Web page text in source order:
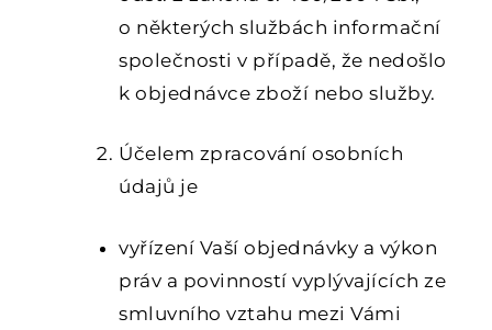
o některých službách informační
společnosti v případě, že nedošlo
k objednávce zboží nebo služby.
Účelem zpracování osobních
údajů je
vyřízení Vaší objednávky a výkon
práv a povinností vyplývajících ze
smluvního vztahu mezi Vámi